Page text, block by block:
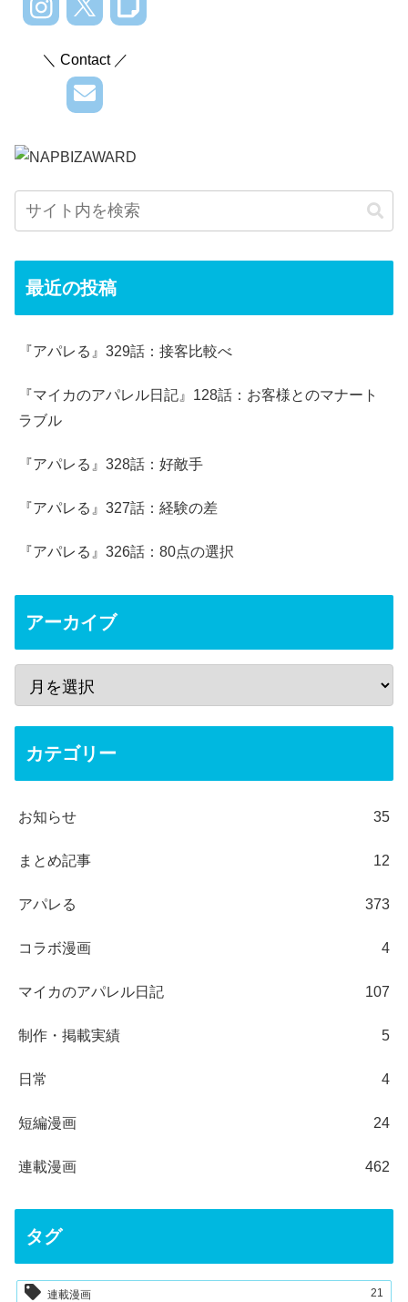
＼ Contact ／
最近の投稿
『アパレる』329話：接客比較べ
『マイカのアパレル日記』128話：お客様とのマナート
ラブル
『アパレる』328話：好敵手
『アパレる』327話：経験の差
『アパレる』326話：80点の選択
アーカイブ
カテゴリー
お知らせ 35
まとめ記事 12
アパレる 373
コラボ漫画 4
マイカのアパレル日記 107
制作・掲載実績 5
日常 4
短編漫画 24
連載漫画 462
タグ
連載漫画 21